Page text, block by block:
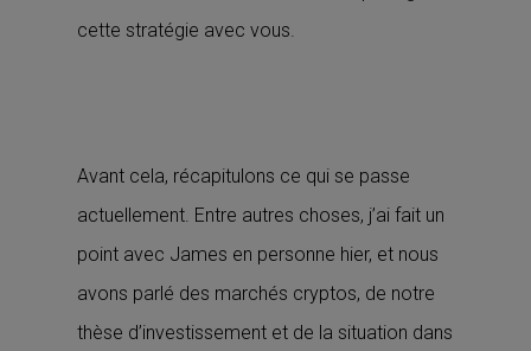
cette stratégie avec vous.
Avant cela, récapitulons ce qui se passe
actuellement. Entre autres choses, j’ai fait un
point avec James en personne hier, et nous
avons parlé des marchés cryptos, de notre
thèse d’investissement et de la situation dans